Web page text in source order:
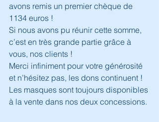
avons remis un premier chèque de
1134 euros !
Si nous avons pu réunir cette somme,
c’est en très grande partie grâce à
vous, nos clients !
Merci infiniment pour votre générosité
et n’hésitez pas, les dons continuent !
Les masques sont toujours disponibles
à la vente dans nos deux concessions.